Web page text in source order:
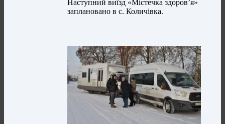
Наступний виїзд «Містечка здоров’я»
заплановано в с. Количівка.